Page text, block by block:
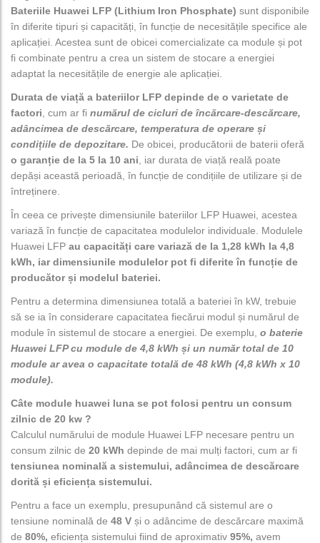
Bateriile Huawei LFP (Lithium Iron Phosphate) sunt disponibile
în diferite tipuri și capacități, în funcție de necesitățile specifice ale
aplicației. Acestea sunt de obicei comercializate ca module și pot
fi combinate pentru a crea un sistem de stocare a energiei
adaptat la necesitățile de energie ale aplicației.
Durata de viață a bateriilor LFP depinde de o varietate de
factori , cum ar fi numărul de cicluri de încărcare-descărcare,
adâncimea de descărcare, temperatura de operare și
condițiile de depozitare. De obicei, producătorii de baterii oferă
o garanție de la 5 la 10 ani , iar durata de viață reală poate
depăși această perioadă, în funcție de condițiile de utilizare și de
întreținere.
În ceea ce privește dimensiunile bateriilor LFP Huawei, acestea
variază în funcție de capacitatea modulelor individuale. Modulele
Huawei LFP au capacități care variază de la 1,28 kWh la 4,8
kWh, iar dimensiunile modulelor pot fi diferite în funcție de
producător și modelul bateriei.
Pentru a determina dimensiunea totală a bateriei în kW, trebuie
să se ia în considerare capacitatea fiecărui modul și numărul de
module în sistemul de stocare a energiei. De exemplu, o baterie
Huawei LFP cu module de 4,8 kWh și un număr total de 10
module ar avea o capacitate totală de 48 kWh (4,8 kWh x 10
module).
Câte module huawei luna se pot folosi pentru un consum
zilnic de 20 kw ?
Calculul numărului de module Huawei LFP necesare pentru un
consum zilnic de 20 kWh depinde de mai mulți factori, cum ar fi
tensiunea nominală a sistemului, adâncimea de descărcare
dorită și eficiența sistemului.
Pentru a face un exemplu, presupunând că sistemul are o
tensiune nominală de 48 V și o adâncime de descărcare maximă
de 80%, eficiența sistemului fiind de aproximativ 95%, avem